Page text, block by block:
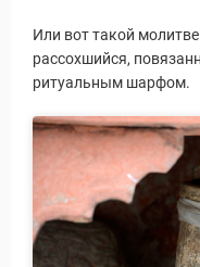
Или вот такой
рассохшийся,
ритуальным шарфом.